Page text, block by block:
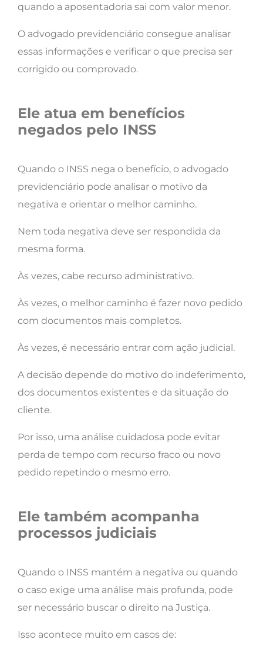
quando a aposentadoria sai com valor menor.
O advogado previdenciário consegue analisar
essas informações e verificar o que precisa ser
corrigido ou comprovado.
Ele atua em benefícios
negados pelo INSS
Quando o INSS nega o benefício, o advogado
previdenciário pode analisar o motivo da
negativa e orientar o melhor caminho.
Nem toda negativa deve ser respondida da
mesma forma.
Às vezes, cabe recurso administrativo.
Às vezes, o melhor caminho é fazer novo pedido
com documentos mais completos.
Às vezes, é necessário entrar com ação judicial.
A decisão depende do motivo do indeferimento,
dos documentos existentes e da situação do
cliente.
Por isso, uma análise cuidadosa pode evitar
perda de tempo com recurso fraco ou novo
pedido repetindo o mesmo erro.
Ele também acompanha
processos judiciais
Quando o INSS mantém a negativa ou quando
o caso exige uma análise mais profunda, pode
ser necessário buscar o direito na Justiça.
Isso acontece muito em casos de: